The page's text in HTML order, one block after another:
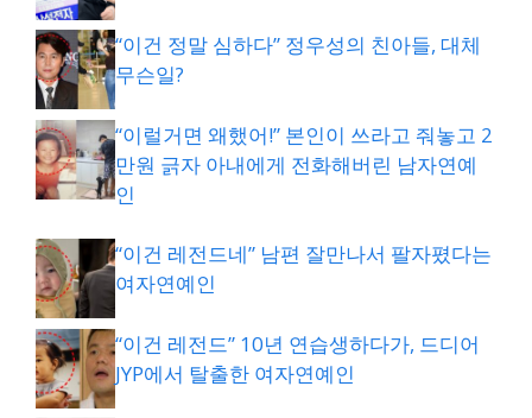
“이건 정말 심하다” 정우성의 친아들, 대체
무슨일?
“이럴거면 왜했어!” 본인이 쓰라고 줘놓고 2
만원 긁자 아내에게 전화해버린 남자연예
인
“이건 레전드네” 남편 잘만나서 팔자폈다는
여자연예인
“이건 레전드” 10년 연습생하다가, 드디어
JYP에서 탈출한 여자연예인